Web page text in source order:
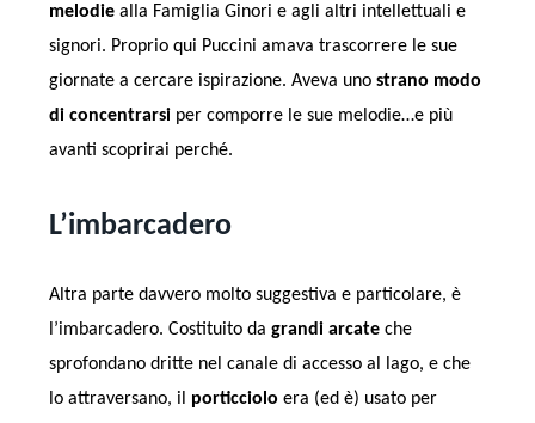
melodiealla Famiglia Ginori e agli altri intellettuali e
signori. Proprio qui Puccini amava trascorrere le sue
giornate a cercare ispirazione. Aveva unostrano modo
di concentrarsiper comporre le sue melodie…e più
avanti scoprirai perché.
L’imbarcadero
Altra parte davvero molto suggestiva e particolare, è
l’imbarcadero. Costituito da grandi arcateche
sprofondano dritte nel canale di accesso al lago, e che
lo attraversano, il porticciolo era (ed è) usato per